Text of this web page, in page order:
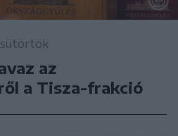
az
a Tisza-frakció